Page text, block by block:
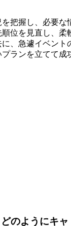
把握し、必要な
位を見直し、柔
、急遽イベント
ランを立てて成
のようにキャ